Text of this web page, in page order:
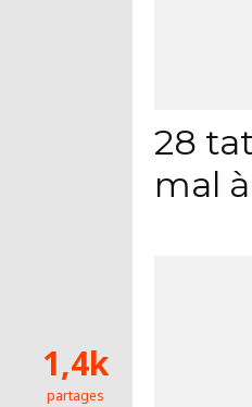
28
mal
1,4k
partages